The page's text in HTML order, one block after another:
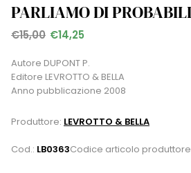
PARLIAMO DI
€15,00 €14,25
Autore DUPONT P.
Editore LEVROTTO & BELLA
Anno pubblicazione 2008
Produttore: LEVROTTO & BELLA
Cod.: LB0363Codice articolo